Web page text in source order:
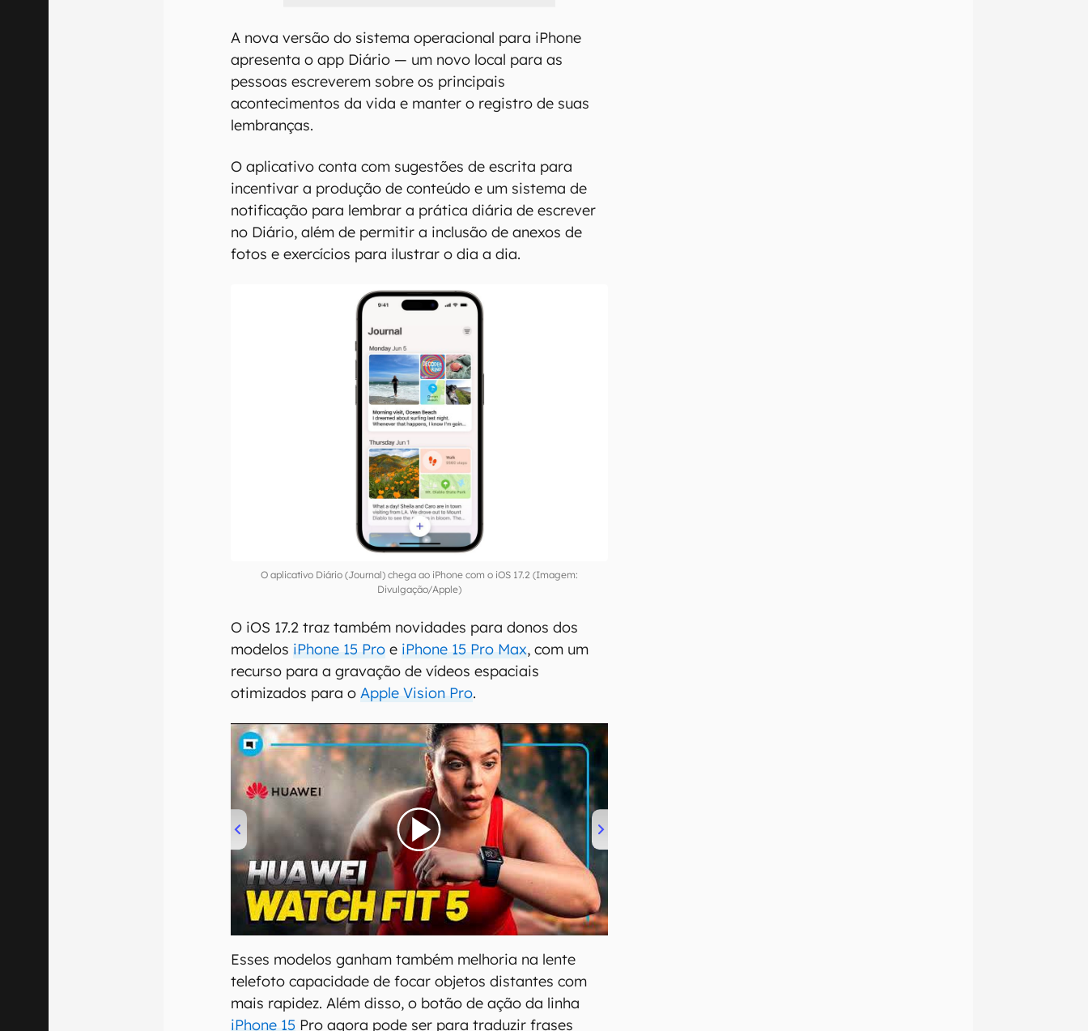
A nova versão do sistema operacional para iPhone
apresenta o app Diário — um novo local para as
pessoas escreverem sobre os principais
acontecimentos da vida e manter o registro de suas
lembranças.
O aplicativo conta com sugestões de escrita para
incentivar a produção de conteúdo e um sistema de
notificação para lembrar a prática diária de escrever
no Diário, além de permitir a inclusão de anexos de
fotos e exercícios para ilustrar o dia a dia.
O aplicativo Diário (Journal) chega ao iPhone com o iOS 17.2 (Imagem:
Divulgação/Apple)
O iOS 17.2 traz também novidades para donos dos
modelos iPhone 15 Pro e iPhone 15 Pro Max, com um
recurso para a gravação de vídeos espaciais
otimizados para oApple Vision Pro.
00:00/04:51
Esses modelos ganham também melhoria na lente
telefoto capacidade de focar objetos distantes com
mais rapidez. Além disso, o botão de ação da linha
iPhone 15 Pro agora pode ser para traduzir frases